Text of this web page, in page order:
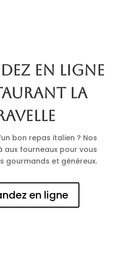
en ligne
La
bon repas italien ? Nos
aux fourneaux pour vous
gourmands et généreux.
en ligne